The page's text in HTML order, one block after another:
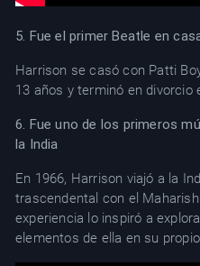
5. Fue el primer Beatle en
Harrison se casó con Patti
13 años y terminó en divorcio
6. Fue uno de los primeros
la India
En 1966, Harrison viajó a la
trascendental con el
experiencia lo inspiró a
elementos de ella en su